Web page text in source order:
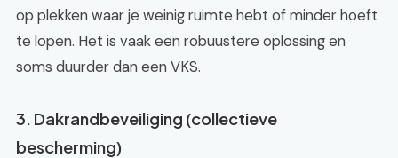
op plekken waar je weinig ruimte hebt of minder hoeft
te lopen. Het is vaak een robuustere oplossing en
soms duurder dan een VKS.
3. Dakrandbeveiliging (collectieve
bescherming)